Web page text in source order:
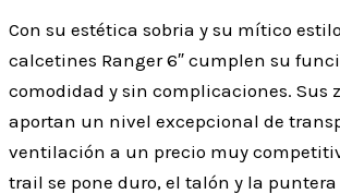
Con su estética sobria y su mítico
calcetines Ranger 6″ cumplen su
comodidad y sin complicaciones. Sus
aportan un nivel excepcional de
ventilación a un precio muy
trail se pone duro, el talón y la